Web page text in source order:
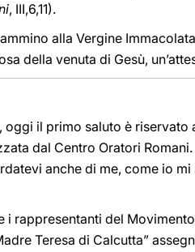
, III,6,11).
alla Vergine
della venuta di Gesù,
oggi il primo saluto è
dal Centro Oratori
anche di me, come io
i rappresentanti del
Teresa di Calcutta”